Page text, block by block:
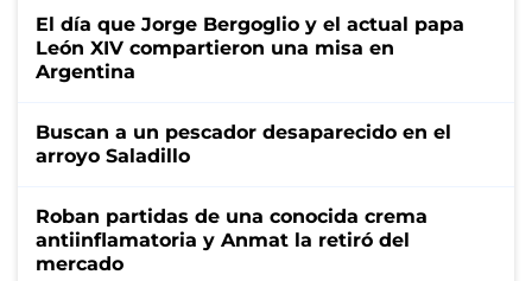
El día que Jorge Bergoglio y el actual papa
León XIV compartieron una misa en
Argentina
Buscan a un pescador desaparecido en el
arroyo Saladillo
Roban partidas de una conocida crema
antiinflamatoria y Anmat la retiró del
mercado